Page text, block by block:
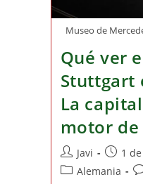
Museo de
Qué ver
Stuttgart
La
motor
Autor
de
Javi
de
1
Categoría
Alemania